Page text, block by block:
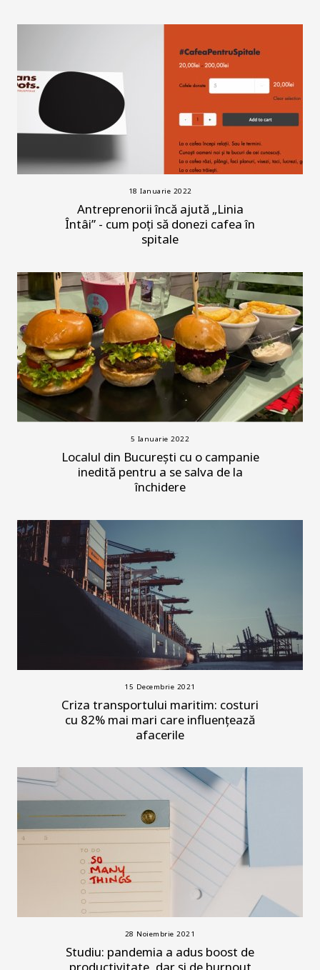
18 Ianuarie 2022
Antreprenorii încă ajută „Linia
Întâi” - cum poți să donezi cafea în
spitale
5 Ianuarie 2022
Localul din București cu o campanie
inedită pentru a se salva de la
închidere
15 Decembrie 2021
Criza transportului maritim: costuri
cu 82% mai mari care influențează
afacerile
28 Noiembrie 2021
Studiu: pandemia a adus boost de